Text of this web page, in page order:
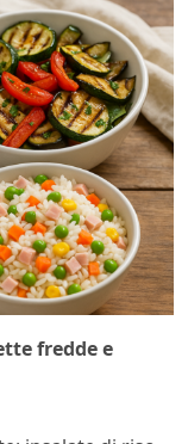
fredde e